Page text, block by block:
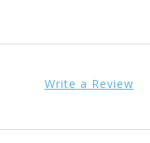
Write a Review